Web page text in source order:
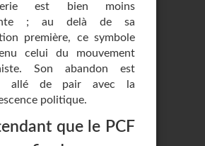
est bien moins
; au delà de sa
première, ce symbole
celui du mouvement
Son abandon est
allé de pair avec la
politique.
que le PCF